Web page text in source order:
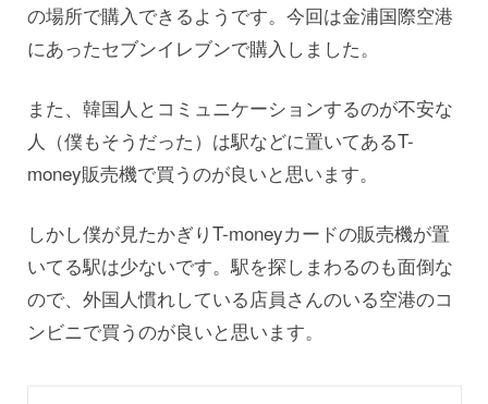
の場所で購入できるようです。今回は金浦国際空港
にあったセブンイレブンで購入しました。
また、韓国人とコミュニケーションするのが不安な
人（僕もそうだった）は駅などに置いてあるT-
money販売機で買うのが良いと思います。
しかし僕が見たかぎりT-moneyカードの販売機が置
いてる駅は少ないです。駅を探しまわるのも面倒な
ので、外国人慣れしている店員さんのいる空港のコ
ンビニで買うのが良いと思います。